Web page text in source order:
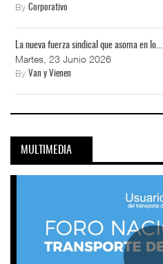
By Corporativo
La nueva fuerza sindical que asoma en lo...
Martes, 23 Junio 2026
By Van y Vienen
MULTIMEDIA